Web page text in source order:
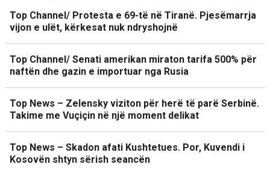
Top Channel/ Protesta e 69-të në Tiranë. Pjesëmarrja
vijon e ulët, kërkesat nuk ndryshojnë
Top Channel/ Senati amerikan miraton tarifa 500% për
naftën dhe gazin e importuar nga Rusia
Top News – Zelensky viziton për herë të parë Serbinë.
Takime me Vuçiçin në një moment delikat
Top News – Skadon afati Kushtetues. Por, Kuvendi i
Kosovën shtyn sërish seancën